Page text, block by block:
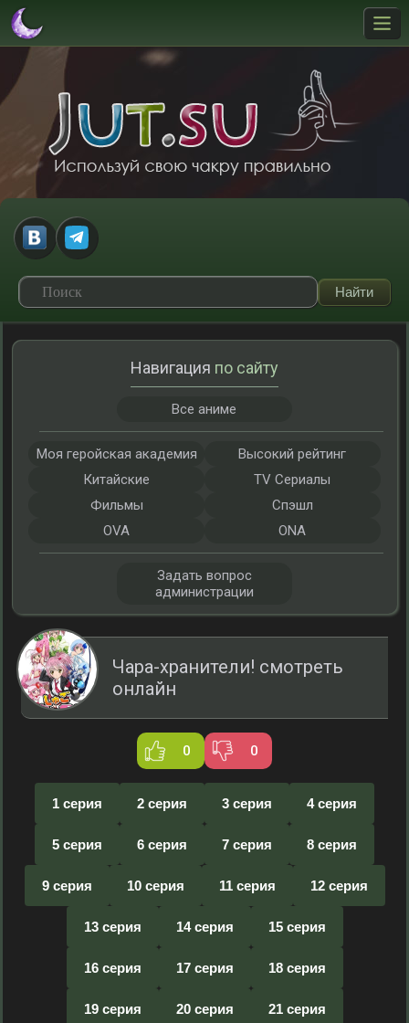
Чара-хранители! смотреть
онлайн
0 0
1 серия 2 серия 3 серия 4 серия
5 серия 6 серия 7 серия 8 серия
9 серия 10 серия 11 серия 12 серия
13 серия 14 серия 15 серия
16 серия 17 серия 18 серия
19 серия 20 серия 21 серия
Навигация по сайту
Все аниме
Моя геройская академия
Высокий рейтинг
Китайские
TV Сериалы
Фильмы
Спэшл
OVA
ONA
Задать вопрос
администрации